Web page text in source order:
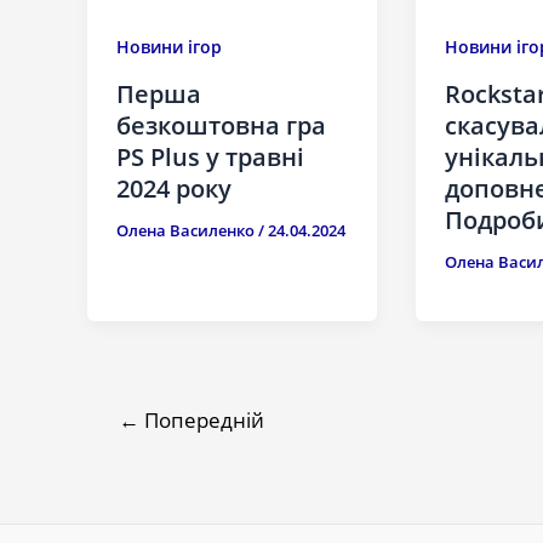
Новини ігор
Перша
безкоштовна гра
PS Plus у травні
2024 року
Олена Василенко/24.04.2024
Новини
Олена
← Попередній